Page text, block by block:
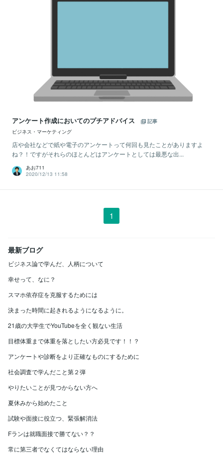
アンケート作成においてのプチアドバイス
記事
ビジネス・マーケティング
店や会社などで紙や電子のアンケートって何回も見たことがありますよ
ね？！ですがそれらのほとんどはアンケートとしては最悪な出...
あお711
2020/12/13 11:58
1
最新ブログ
ビジネス論で学んだ、人柄について
幸せって、なに？
スマホ依存症を克服するためには
決まった時間に起きれるようになるように。
21歳の大学生でYouTubeを全く観ない生活
目標体重まで体重を落としたい方必見です！！？
アンケートや診断をより正確なものにするために
社会調査で学んだこと第２弾
やりたいことが見つからない方へ
夏休みから始めたこと
試験や面接に役立つ、緊張解消法
Fランは就職面接で勝てない？？
常に第三者でなくてはならない理由